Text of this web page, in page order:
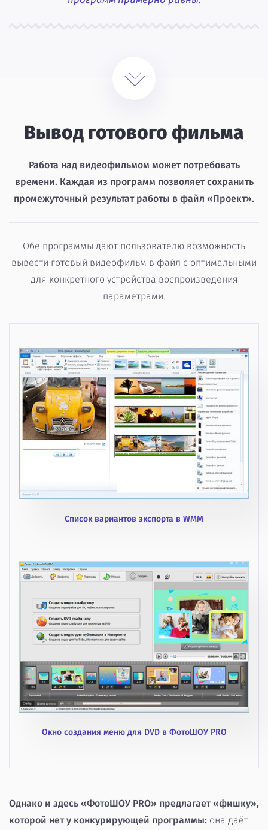
Вывод готового фильма
Работа над видеофильмом может потребовать
времени. Каждая из программ позволяет сохранить
промежуточный результат работы в файл «Проект».
Обе программы дают пользователю возможность
вывести готовый видеофильм в файл с оптимальными
для конкретного устройства воспроизведения
параметрами.
Список вариантов экспорта в WMM
Окно создания меню для DVD в ФотоШОУ PRO
Однако и здесь «ФотоШОУ PRO» предлагает «фишку»,
которой нет у конкурирующей программы: она даёт